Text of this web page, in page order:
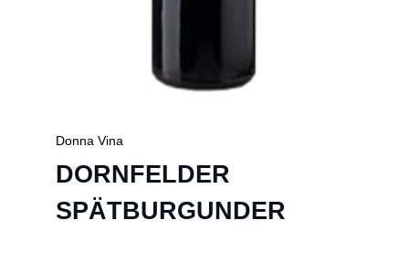
Donna Vina
DORNFELDER
SPÄTBURGUNDER